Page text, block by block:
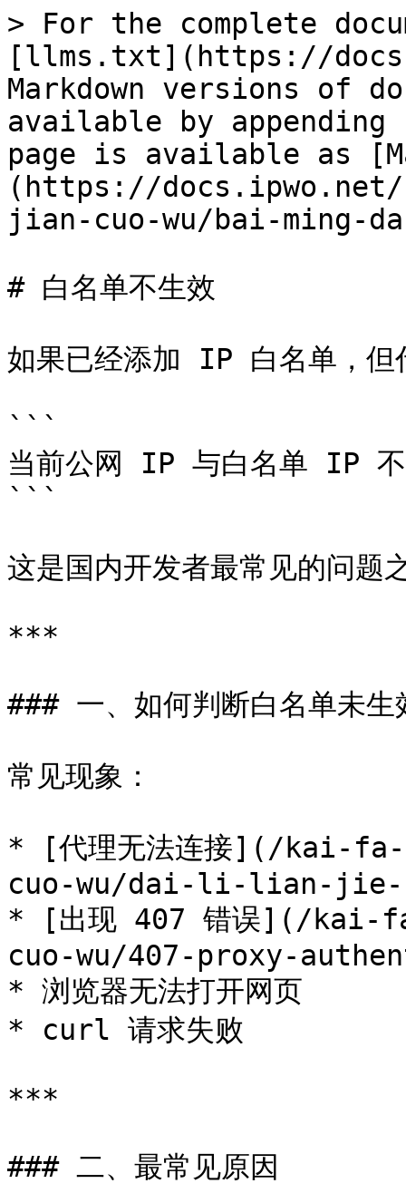
> For the complete
[llms.txt](https://
Markdown versions of
available by
page is available as
(https://docs.ipwo.net/
jian-cuo-wu/bai-ming-
# 白名单不生效
如果已经添加 IP 白名单，但
```
当前公网 IP 与白名单 IP
```
这是国内开发者最常见的问题
***
### 一、如何判断白名单未生
常见现象：
* [代理无法连接](/kai-
cuo-wu/dai-li-lian-jie-
* [出现 407 错误](/kai-
cuo-wu/407-proxy-
* 浏览器无法打开网页
* curl 请求失败
***
### 二、最常见原因